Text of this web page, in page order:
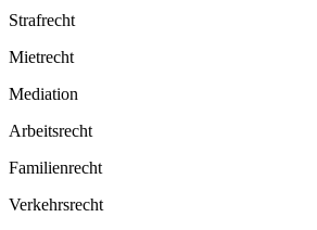
Strafrecht
Mietrecht
Mediation
Arbeitsrecht
Famili­enrecht
Verkehrsrecht